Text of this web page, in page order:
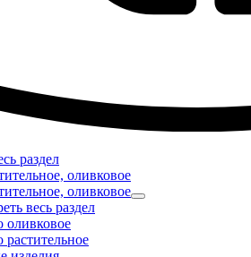
раздел
оливковое
оливковое
весь раздел
оливковое
растительное